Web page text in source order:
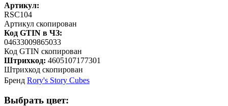
Артикул:
RSC104
Артикул скопирован
Код GTIN в ЧЗ:
04633009865033
Код GTIN скопирован
Штрихкод: 4605107177301
Штрихкод скопирован
Бренд Rory's Story Cubes
Выбрать цвет: